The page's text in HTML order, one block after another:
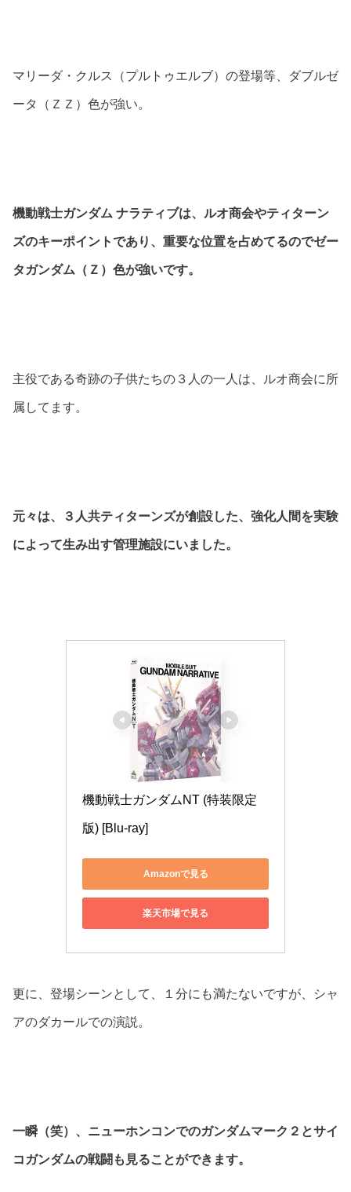
マリーダ・クルス（プルトゥエルブ）の登場等、ダブルゼ
ータ（ＺＺ）色が強い。
機動戦士ガンダム ナラティブは、ルオ商会やティターン
ズのキーポイントであり、重要な位置を占めてるのでゼー
タガンダム（Ｚ）色が強いです。
主役である奇跡の子供たちの３人の一人は、ルオ商会に所
属してます。
元々は、３人共ティターンズが創設した、強化人間を実験
によって生み出す管理施設にいました。
機動戦士ガンダムNT (特装限定
版) [Blu-ray]
Amazonで見る
楽天市場で見る
更に、登場シーンとして、１分にも満たないですが、シャ
アのダカールでの演説。
一瞬（笑）、ニューホンコンでのガンダムマーク２とサイ
コガンダムの戦闘も見ることができます。